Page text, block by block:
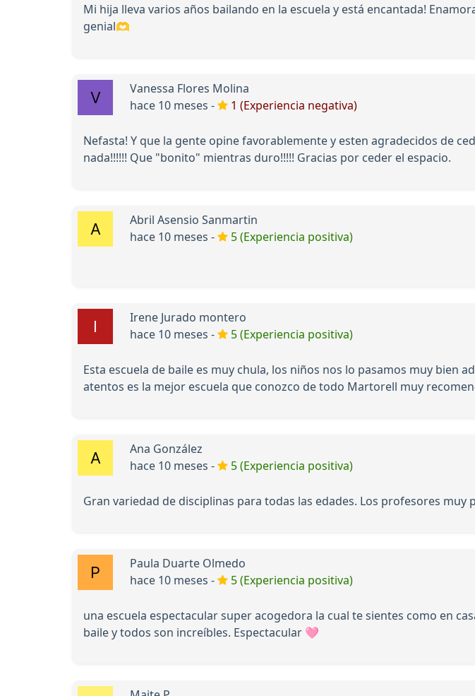
Mi hija lleva varios años bailando en la escuela y está encantada!
genial🫶
Vanessa Flores Molina
hace 10 meses -
1 (Experiencia negativa)
Nefasta! Y que la gente opine favorablemente y esten agradecidos de
nada!!!!!! Que "bonito" mientras duro!!!!! Gracias por ceder el espacio.
Abril Asensio Sanmartin
hace 10 meses -
5 (Experiencia positiva)
Irene Jurado montero
hace 10 meses -
5 (Experiencia positiva)
Esta escuela de baile es muy chula, los niños nos lo pasamos muy bien
atentos es la mejor escuela que conozco de todo Martorell muy
Ana González
hace 10 meses -
5 (Experiencia positiva)
Gran variedad de disciplinas para todas las edades. Los profesores
Paula Duarte Olmedo
hace 10 meses -
5 (Experiencia positiva)
una escuela espectacular super acogedora la cual te sientes como en
baile y todos son increíbles. Espectacular 🩷